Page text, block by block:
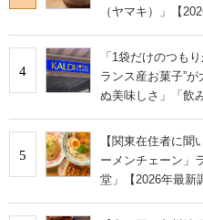
（ヤマキ）」【
4
「1袋だけのつも
ランス産お菓子”
ぬ美味しさ」「飲
5
【関東在住者に聞
ーメンチェーン」
堂」【2026年最新